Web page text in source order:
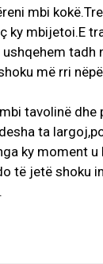
mbi
ky mbijetoi.E
më rri
tavolinë
ta
ky moment
të jetë